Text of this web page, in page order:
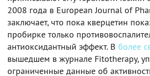
2008 года в European Journal of
заключает, что пока кверцетин
пробирке только
антиоксидантный эффект. В более
вышедшем в журнале Fitotherapy,
ограниченные данные об